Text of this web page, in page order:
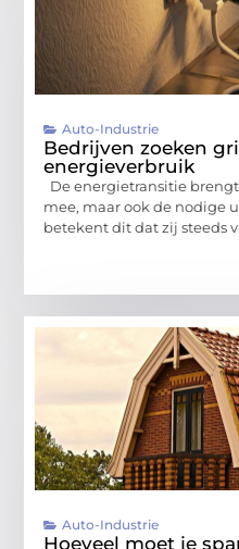
Auto-Industrie
Bedrijven zoeken
energieverbruik
De energietransitie
mee, maar ook de nodige
betekent dit dat zij steeds
Auto-Industrie
Hoeveel moet je